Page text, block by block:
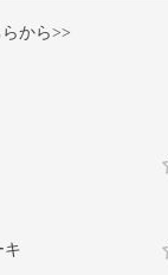
から>>
キ